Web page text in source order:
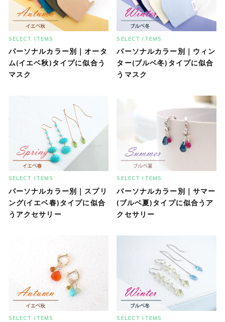
SELECT ITEMS
パーソナルカラー別｜オータ
ム(イエベ秋)タイプに似合う
マスク
SELECT ITEMS
パーソナルカラー別｜ウィン
ター(ブルベ冬)タイプに似合
うマスク
SELECT ITEMS
パーソナルカラー別｜スプリ
ング(イエベ春)タイプに似合
うアクセサリー
SELECT ITEMS
パーソナルカラー別｜サマー
(ブルベ夏)タイプに似合うア
クセサリー
SELECT ITEMS SELECT ITEMS